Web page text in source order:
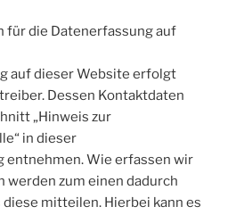
für die Datenerfassung auf
auf dieser Website erfolgt
Dessen Kontaktdaten
„Hinweis zur
in dieser
entnehmen. Wie erfassen wir
werden zum einen dadurch
diese mitteilen. Hierbei kann es